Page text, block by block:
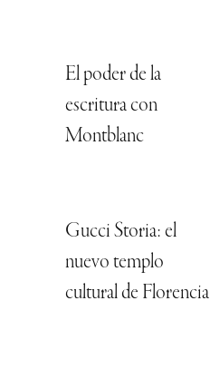
El poder de la
escritura con
Montblanc
Gucci Storia: el
nuevo templo
cultural de Florencia